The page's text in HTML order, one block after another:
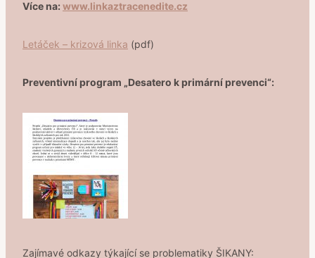
Více na: www.linkaztracenedite.cz
Letáček – krizová linka (pdf)
Preventivní program „Desatero k primární prevenci“:
Zajímavé odkazy týkající se problematiky ŠIKANY: